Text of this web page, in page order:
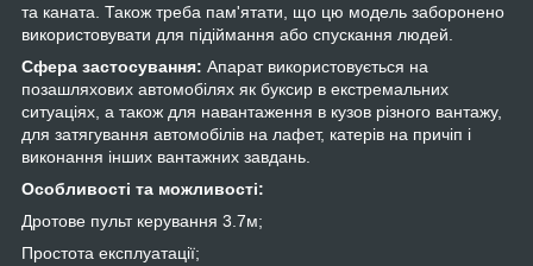
та каната. Також треба пам'ятати, що цю модель заборонено
використовувати для підіймання або спускання людей.
Сфера застосування: Апарат використовується на
позашляхових автомобілях як буксир в екстремальних
ситуаціях, а також для навантаження в кузов різного вантажу,
для затягування автомобілів на лафет, катерів на причіп і
виконання інших вантажних завдань.
Особливості та можливості:
Дротове пульт керування 3.7м;
Простота експлуатації;